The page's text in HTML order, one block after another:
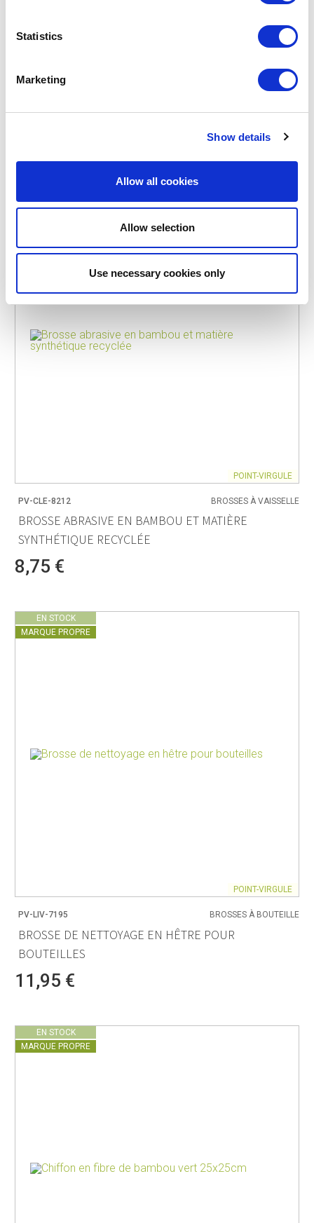
Statistics
Marketing
Show details
Allow all cookies
Allow selection
Use necessary cookies only
POINT-VIRGULE
EN STOCK
POINT-VIRGULE
PV-CLE-8212 BROSSES À VAISSELLE
BROSSE ABRASIVE EN BAMBOU ET MATIÈRE
SYNTHÉTIQUE RECYCLÉE
8,75 €
EN STOCK
MARQUE PROPRE
POINT-VIRGULE
PV-LIV-7195 BROSSES À BOUTEILLE
BROSSE DE NETTOYAGE EN HÊTRE POUR
BOUTEILLES
11,95 €
EN STOCK
MARQUE PROPRE